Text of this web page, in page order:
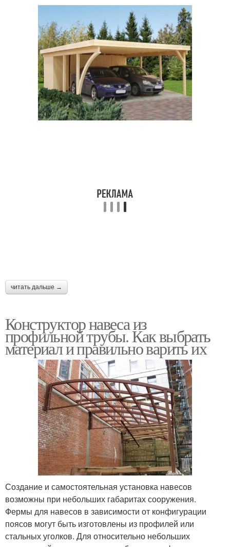
читать дальше →
Конструктор навеса из
профильной трубы. Как выбрать
материал и правильно варить их
Создание и самостоятельная установка навесов
возможны при небольших габаритах сооружения.
Фермы для навесов в зависимости от конфигурации
поясов могут быть изготовлены из профилей или
стальных уголков. Для относительно небольших